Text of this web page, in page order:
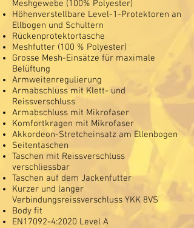
Meshgewebe (100% Polyester)
Höhenverstellbare Level-1-Protektoren an
Ellbogen und Schultern
Rückenprotektortasche
Meshfutter (100 % Polyester)
Grosse Mesh-Einsätze für maximale
Belüftung
Armweitenregulierung
Armabschluss mit Klett- und
Reissverschluss
Armabschluss mit Mikrofaser
Komfortkragen mit Mikrofaser
Akkordeon-Stretcheinsatz am Ellenbogen
Seitentaschen
Taschen mit Reissverschluss
verschliessbar
Taschen auf dem Jackenfutter
Kurzer und langer
Verbindungsreissverschluss YKK 8VS
Body fit
EN17092-4:2020 Level A